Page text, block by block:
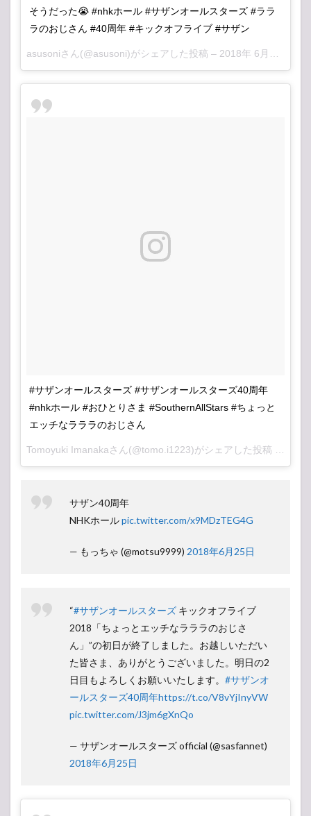
そうだった😭 #nhkホール #サザンオールスターズ #ララ
ラのおじさん #40周年 #キックオフライブ #サザン
asusoniさん(@asusoni)がシェアした投稿 – 2018年 6月月25日午前6時28分PDT
#サザンオールスターズ #サザンオールスターズ40周年
#nhkホール #おひとりさま #SouthernAllStars #ちょっと
エッチなラララのおじさん
Tomoyuki Imanakaさん(@tomo.i1223)がシェアした投稿 –
サザン40周年
NHKホールpic.twitter.com/x9MDzTEG4G
— もっちゃ (@motsu9999) 2018年6月25日
“#サザンオールスターズ キックオフライブ
2018「ちょっとエッチなラララのおじさ
ん」”の初日が終了しました。お越しいただい
た皆さま、ありがとうございました。明日の2
日目もよろしくお願いいたします。 #サザンオ
ールスターズ40周年https://t.co/V8vYjInyVW
pic.twitter.com/J3jm6gXnQo
— サザンオールスターズ official (@sasfannet)
2018年6月25日